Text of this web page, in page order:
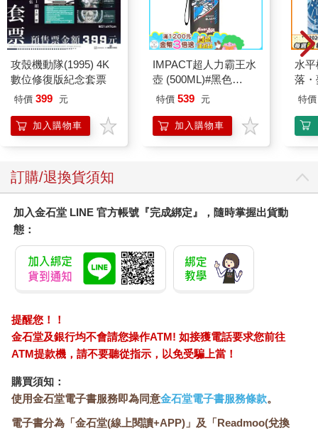
攻殼機動隊(1995) 4K
數位修復版紀念套票
特價 399 元
加入購物車
IMPACT超人力霸王水
壺 (500ML)#黑色
IMUTB01BK
特價 539 元
加入購物車
水
落
特價
訂購/退換貨須知
加入金石堂 LINE 官方帳號『完成綁定』，隨時掌握出貨動
態：
提醒您！！
金石堂及銀行均不會請您操作ATM! 如接獲電話要求您前往
ATM提款機，請不要聽從指示，以免受騙上當！
購買須知：
使用金石堂電子書服務即為同意金石堂電子書服務條款。
電子書分為「金石堂(線上閱讀+APP)」及「Readmoo(兌換